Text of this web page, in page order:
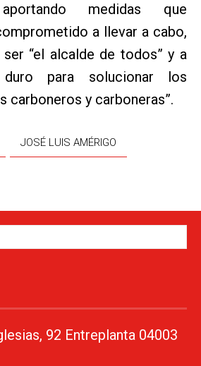
medidas que
a llevar a cabo,
“el alcalde de todos” y a
duro para solucionar los
carboneros y carboneras”.
JOSÉ LUIS AMÉRIGO
92 Entreplanta 04003